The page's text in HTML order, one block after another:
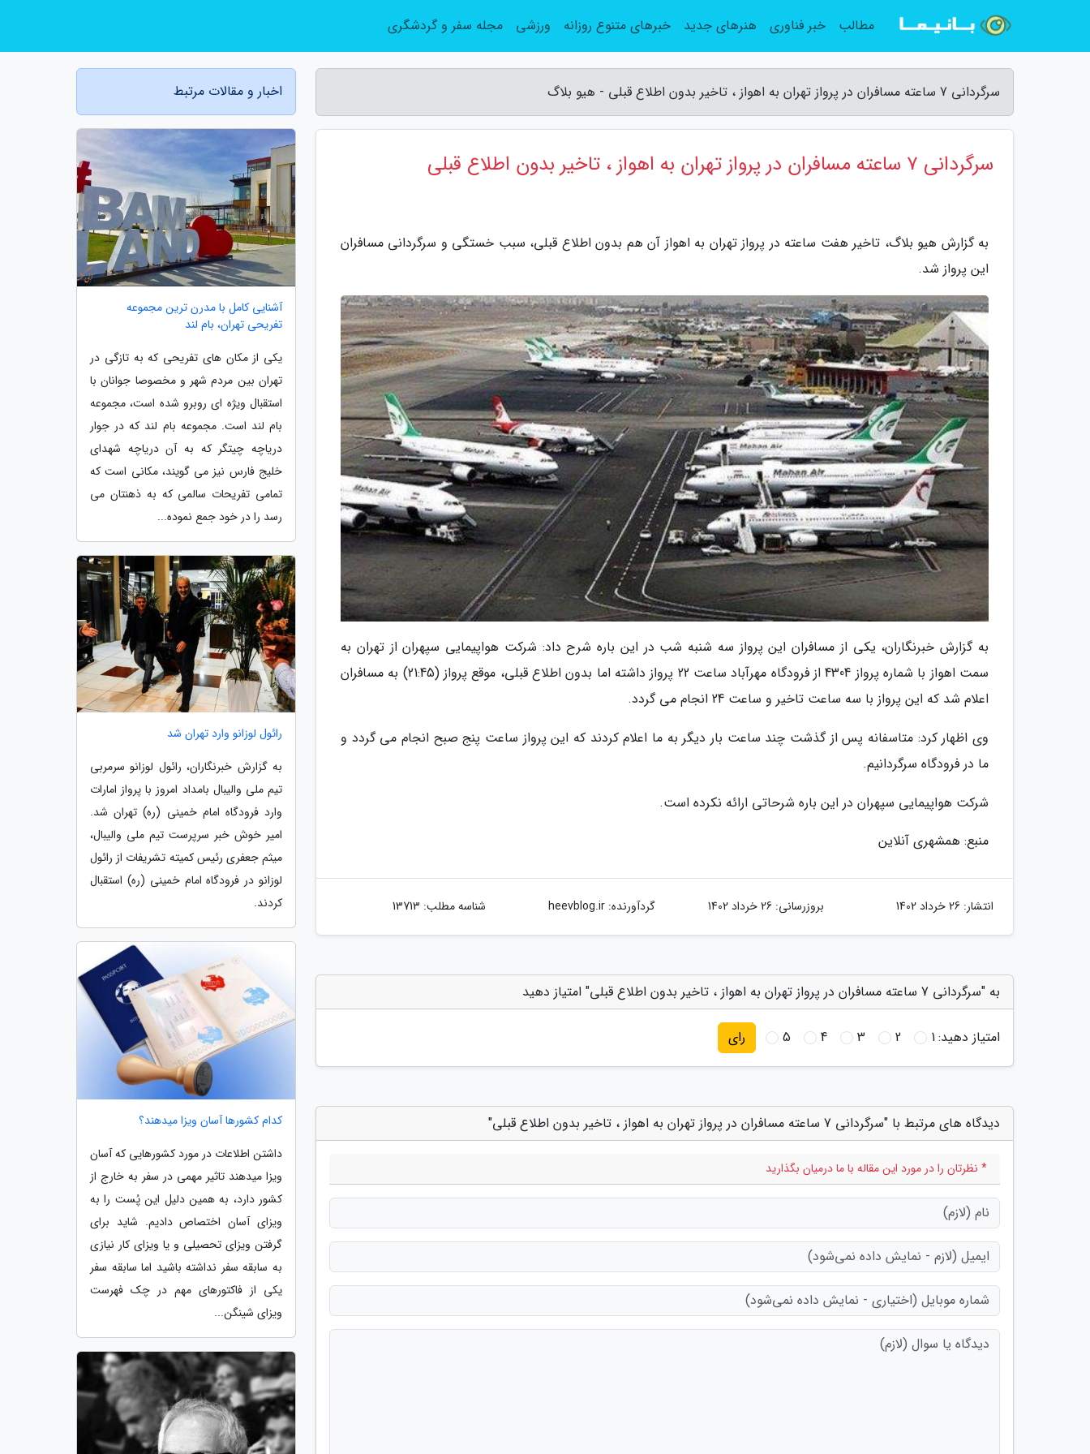
سرگردانی 7 ساعته مسافران در پرواز تهران به اهواز ، تاخیر بدون اطلاع قبلی - هیو بلاگ
سرگردانی 7 ساعته مسافران در پرواز تهران به اهواز ، تاخیر بدون اطلاع قبلی
به گزارش هیو بلاگ، تاخیر هفت ساعته در پرواز تهران به اهواز آن هم بدون اطلاع قبلی، سبب خستگی و سرگردانی مسافران
این پرواز شد.
به گزارش خبرنگاران، یکی از مسافران این پرواز سه شنبه شب در این باره شرح داد: شرکت هواپیمایی سپهران از تهران به
سمت اهواز با شماره پرواز 4304 از فرودگاه مهرآباد ساعت 22 پرواز داشته اما بدون اطلاع قبلی، موقع پرواز (21:45) به مسافران
اعلام شد که این پرواز با سه ساعت تاخیر و ساعت 24 انجام می گردد.
وی اظهار کرد: متاسفانه پس از گذشت چند ساعت بار دیگر به ما اعلام کردند که این پرواز ساعت پنج صبح انجام می گردد و
ما در فرودگاه سرگردانیم.
شرکت هواپیمایی سپهران در این باره شرحاتی ارائه نکرده است.
منبع: همشهری آنلاین
انتشار: 26 خرداد 1402 بروزرسانی: 26 خرداد 1402 گردآورنده:heevblog.ir شناسه مطلب: 13713
به "سرگردانی 7 ساعته مسافران در پرواز تهران به اهواز ، تاخیر بدون اطلاع قبلی" امتیاز دهید
امتیاز دهید:1
2
3
4
5 رای
دیدگاه های مرتبط با "سرگردانی 7 ساعته مسافران در پرواز تهران به اهواز ، تاخیر بدون اطلاع قبلی"
* نظرتان را در مورد این مقاله با ما درمیان بگذارید
اخبار و مقالات مرتبط
آشنایی کامل با مدرن ترین مجموعه
تفریحی تهران، بام لند
یکی از مکان های تفریحی که به تازگی در
تهران بین مردم شهر و مخصوصا جوانان با
استقبال ویژه ای روبرو شده است، مجموعه
بام لند است. مجموعه بام لند که در جوار
دریاچه چیتگر که به آن دریاچه شهدای
خلیج فارس نیز می گویند، مکانی است که
تمامی تفریحات سالمی که به ذهنتان می
رسد را در خود جمع نموده...
رائول لوزانو وارد تهران شد
به گزارش خبرنگاران، رائول لوزانو سرمربی
تیم ملی والیبال بامداد امروز با پرواز امارات
وارد فرودگاه امام خمینی (ره) تهران شد.
امیر خوش خبر سرپرست تیم ملی والیبال،
میثم جعفری رئیس کمیته تشریفات از رائول
لوزانو در فرودگاه امام خمینی (ره) استقبال
کردند.
کدام کشورها آسان ویزا میدهند؟
داشتن اطلاعات در مورد کشورهایی که آسان
ویزا میدهند تاثیر مهمی در سفر به خارج از
کشور دارد، به همین دلیل این پُست را به
ویزای آسان اختصاص دادیم. شاید برای
گرفتن ویزای تحصیلی و یا ویزای کار نیازی
به سابقه سفر نداشته باشید اما سابقه سفر
یکی از فاکتورهای مهم در چک فهرست
ویزای شینگن...
مطالب خبر فناوری هنرهای جدید خبرهای متنوع روزانه ورزشی مجله سفر و گردشگری